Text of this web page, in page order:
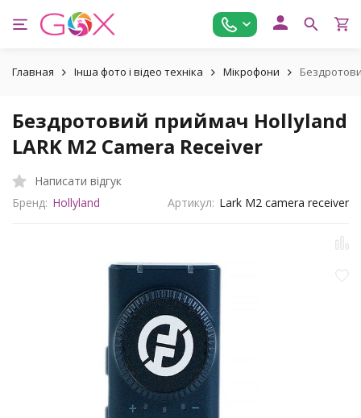
Главная Інша фото і відео техніка Мікрофони
Бездротовий приймач Hollyland
LARK M2 Camera Receiver
Написати відгук
Бренд: Hollyland Артикул: Lark M2 camera receiver